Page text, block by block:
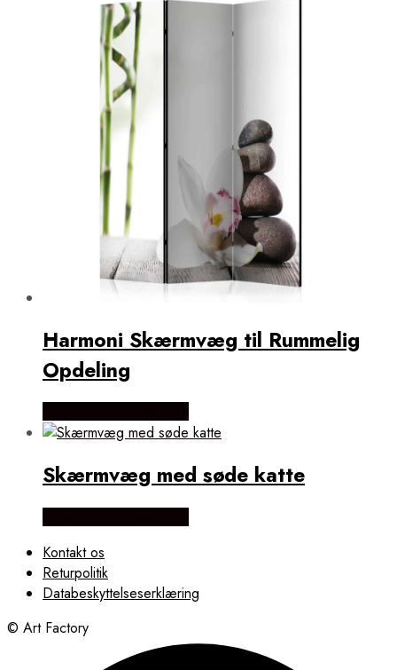
Harmoni Skærmvæg til Rummelig
Opdeling
Skærmvæg med søde katte
Kontakt os
Returpolitik
Databeskyttelseserklæring
© Art Factory